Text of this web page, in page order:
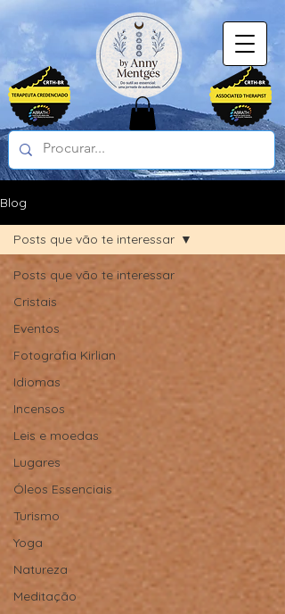
Blog
Posts que vão te interessar
Cristais
Eventos
Fotografia Kirlian
Idiomas
Incensos
Leis e moedas
Lugares
Óleos Essenciais
Turismo
Yoga
Natureza
Meditação
Posts que vão te interessar